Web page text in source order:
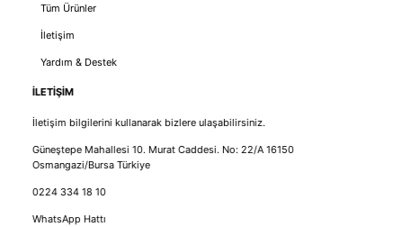
Tüm Ürünler
İletişim
Yardım & Destek
İLETİŞİM
İletişim bilgilerini kullanarak bizlere ulaşabilirsiniz.
Güneştepe Mahallesi 10. Murat Caddesi. No: 22/A 16150
Osmangazi/Bursa Türkiye
0224 334 18 10
WhatsApp Hattı